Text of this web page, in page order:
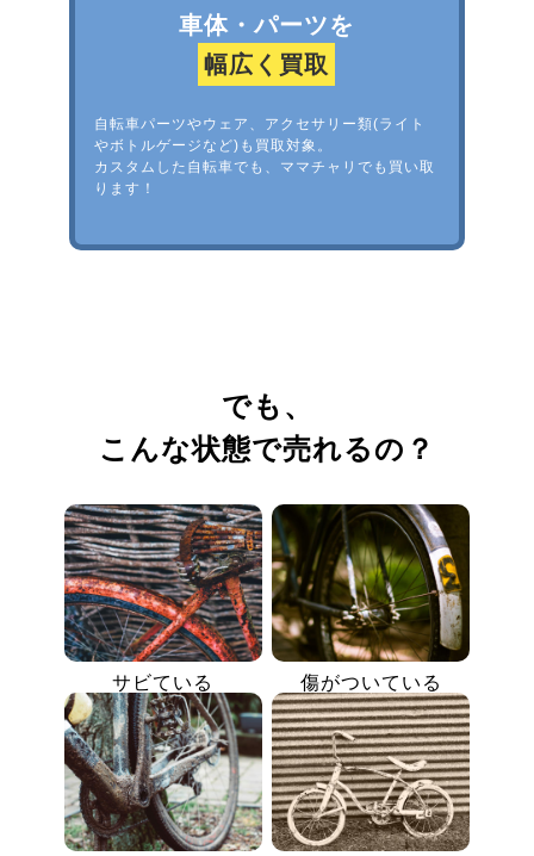
車体・パーツを
幅広く買取
自転車パーツやウェア、アクセサリー類(ライト
やボトルゲージなど)も買取対象。
カスタムした自転車でも、ママチャリでも買い取
ります！
でも、
こんな状態で売れるの？
サビている 傷がついている